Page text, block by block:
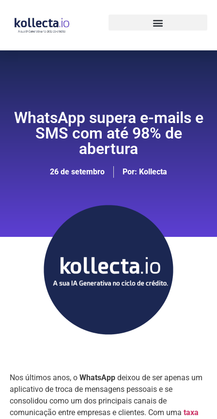
WhatsApp supera e-mails e
SMS com até 98% de
abertura
26 de setembro Por: Kollecta
Nos últimos anos, o WhatsApp deixou de ser apenas um
aplicativo de troca de mensagens pessoais e se
consolidou como um dos principais canais de
comunicação entre empresas e clientes. Com uma taxa